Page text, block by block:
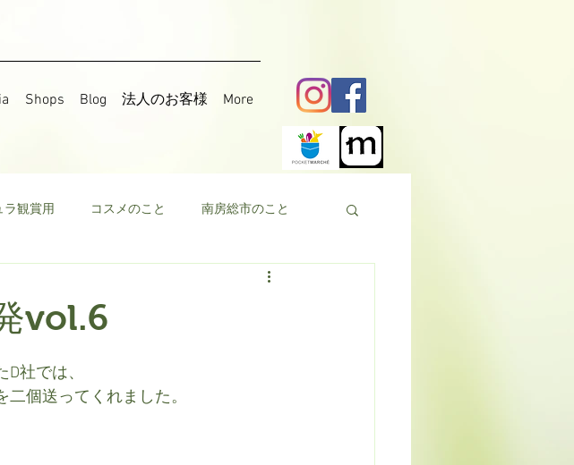
Shops Blog 法人のお客様 More
ラ観賞用 コスメのこと 南房総市のこと
vol.6
社では、
個送ってくれました。